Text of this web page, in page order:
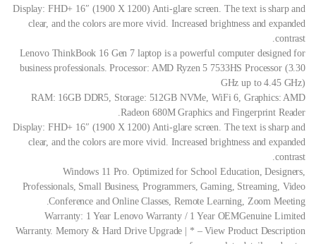
Display: FHD+ 16″ (1900 X 1200) Anti-glare screen. The text is sharp and
clear, and the colors are more vivid. Increased brightness and expanded
contrast.
Lenovo ThinkBook 16 Gen 7 laptop is a powerful computer designed for
business professionals. Processor: AMD Ryzen 5 7533HS Processor (3.30
GHz up to 4.45 GHz)
RAM: 16GB DDR5, Storage: 512GB NVMe, WiFi 6, Graphics: AMD
Radeon 680M Graphics and Fingerprint Reader.
Display: FHD+ 16″ (1900 X 1200) Anti-glare screen. The text is sharp and
clear, and the colors are more vivid. Increased brightness and expanded
contrast.
Windows 11 Pro. Optimized for School Education, Designers,
Professionals, Small Business, Programmers, Gaming, Streaming, Video
Conference and Online Classes, Remote Learning, Zoom Meeting.
Warranty: 1 Year Lenovo Warranty / 1 Year OEMGenuine Limited
Warranty. Memory & Hard Drive Upgrade | * – View Product Description